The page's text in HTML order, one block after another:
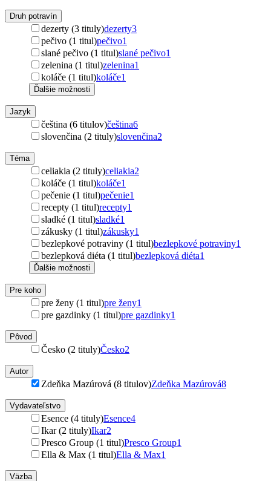
Druh potravín
dezerty (3 tituly)dezerty3
pečivo (1 titul)pečivo1
slané pečivo (1 titul)slané pečivo1
zelenina (1 titul)zelenina1
koláče (1 titul)koláče1
Ďalšie možnosti
Jazyk
čeština (6 titulov)čeština6
slovenčina (2 tituly)slovenčina2
Téma
celiakia (2 tituly)celiakia2
koláče (1 titul)koláče1
pečenie (1 titul)pečenie1
recepty (1 titul)recepty1
sladké (1 titul)sladké1
zákusky (1 titul)zákusky1
bezlepkové potraviny (1 titul)bezlepkové potraviny1
bezlepková diéta (1 titul)bezlepková diéta1
Ďalšie možnosti
Pre koho
pre ženy (1 titul)pre ženy1
pre gazdinky (1 titul)pre gazdinky1
Pôvod
Česko (2 tituly)Česko2
Autor
Zdeňka Mazúrová (8 titulov)Zdeňka Mazúrová8
Vydavateľstvo
Esence (4 tituly)Esence4
Ikar (2 tituly)Ikar2
Presco Group (1 titul)Presco Group1
Ella & Max (1 titul)Ella & Max1
Väzba